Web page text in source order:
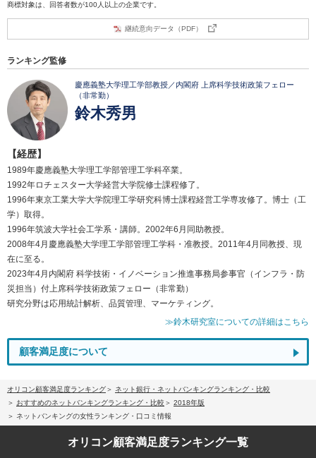
商標対象は、回答者数が100人以上の企業です。
継続意向データ（PDF）
ランキング監修
慶應義塾大学理工学部教授／内閣府 上席科学技術政策フェロー
（非常勤）
鈴木秀男
【経歴】
1989年慶應義塾大学理工学部管理工学科卒業。
1992年ロチェスター大学経営大学院修士課程修了。
1996年東京工業大学大学院理工学研究科博士課程経営工学専攻修了。博士（工
学）取得。
1996年筑波大学社会工学系・講師。2002年6月同助教授。
2008年4月慶應義塾大学理工学部管理工学科・准教授。2011年4月同教授、現
在に至る。
2023年4月内閣府 科学技術・イノベーション推進事務局参事官（インフラ・防
災担当）付上席科学技術政策フェロー（非常勤）
研究分野は応用統計解析、品質管理、マーケティング。
≫鈴木研究室についての詳細はこちら
顧客満足度について
オリコン顧客満足度ランキング
ネット銀行・ネットバンキングランキング・比較
おすすめのネットバンキングランキング・比較
2018年版
ネットバンキングの女性ランキング・口コミ情報
オリコン顧客満足度ランキング一覧